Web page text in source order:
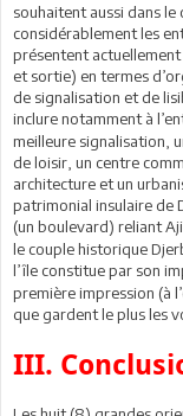
souhaitent aussi dans
considérablement les
présentent
et sortie) en termes
de signalisation et de
inclure notamment à
meilleure signalisation,
de loisir, un centre
architecture et un
patrimonial insulaire de
(un boulevard) reliant
le couple historique
l’île constitue par son
première impression (à
que gardent le plus les
III.